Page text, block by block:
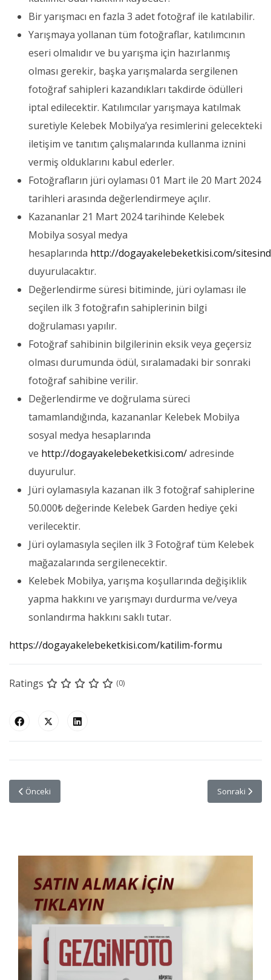
Bir yarışmacı en fazla 3 adet fotoğraf ile katılabilir.
Yarışmaya yollanan tüm fotoğraflar, katılımcının
eseri olmalıdır ve bu yarışma için hazırlanmış
olması gerekir, başka yarışmalarda sergilenen
fotoğraf sahipleri kazandıkları takdirde ödülleri
iptal edilecektir. Katılımcılar yarışmaya katılmak
suretiyle Kelebek Mobilya’ya resimlerini gelecekteki
iletişim ve tanıtım çalışmalarında kullanma iznini
vermiş olduklarını kabul ederler.
Fotoğrafların jüri oylaması 01 Mart ile 20 Mart 2024
tarihleri arasında değerlendirmeye açılır.
Kazananlar 21 Mart 2024 tarihinde Kelebek
Mobilya sosyal medya
hesaplarında http://dogayakelebeketkisi.com/
duyurulacaktır.
Değerlendirme süresi bitiminde, jüri oylaması ile
seçilen ilk 3 fotoğrafın sahiplerinin bilgi
doğrulaması yapılır.
Fotoğraf sahibinin bilgilerinin eksik veya geçersiz
olması durumunda ödül, sıralamadaki bir sonraki
fotoğraf sahibine verilir.
Değerlendirme ve doğrulama süreci
tamamlandığında, kazananlar Kelebek Mobilya
sosyal medya hesaplarında
ve http://dogayakelebeketkisi.com/adresinde
duyurulur.
Jüri oylamasıyla kazanan ilk 3 fotoğraf sahiplerine
50.000₺ değerinde Kelebek Garden hediye çeki
verilecektir.
Jüri oylamasıyla seçilen ilk 3 Fotoğraf tüm Kelebek
mağazalarında sergilenecektir.
Kelebek Mobilya, yarışma koşullarında değişiklik
yapma hakkını ve yarışmayı durdurma ve/veya
sonlandırma hakkını saklı tutar.
https://dogayakelebeketkisi.com/katilim-formu
Ratings (0)
Önceki makale: Sıra Dışı Festivalleri ile Kore Kültürü
Önceki Sonraki
Sonraki